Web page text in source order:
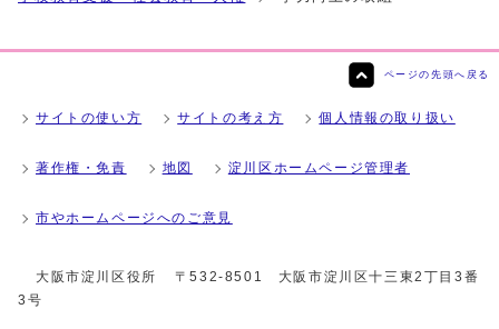
ページの先頭へ戻る
サイトの使い方 サイトの考え方 個人情報の取り扱い
著作権・免責 地図 淀川区ホームページ管理者
市やホームページへのご意見
大阪市淀川区役所
〒532-8501 大阪市淀川区十三東2丁目3番
3号